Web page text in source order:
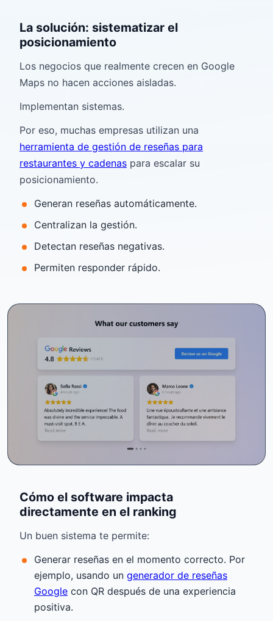
La solución: sistematizar el
posicionamiento
Los negocios que realmente crecen en Google
Maps no hacen acciones aisladas.
Implementan sistemas.
Por eso, muchas empresas utilizan una
herramienta de gestión de reseñas para
restaurantes y cadenas para escalar su
posicionamiento.
Generan reseñas automáticamente.
Centralizan la gestión.
Detectan reseñas negativas.
Permiten responder rápido.
Cómo el software impacta
directamente en el ranking
Un buen sistema te permite:
Generar reseñas en el momento correcto. Por
ejemplo, usando un generador de reseñas
Google con QR después de una experiencia
positiva.